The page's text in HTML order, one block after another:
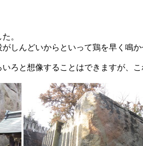
。
しんどいからといって鶏を早く鳴
と想像することはできますが、こ